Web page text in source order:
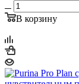
В корзину